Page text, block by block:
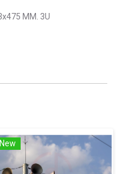
MM. 3U
New